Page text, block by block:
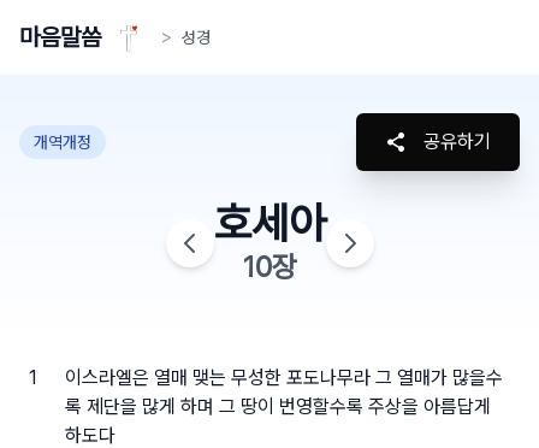
마음말씀 > 성경
개역개정 공유하기
호세아
10장
1
이스라엘은 열매 맺는 무성한 포도나무라 그 열매가 많을수
록 제단을 많게 하며 그 땅이 번영할수록 주상을 아름답게
하도다